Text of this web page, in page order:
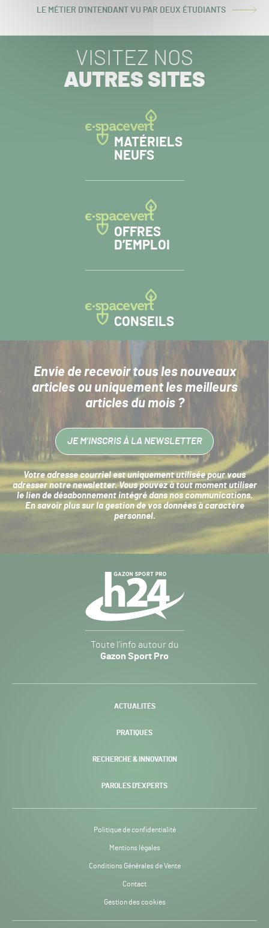
ARTICLE
LE MÉTIER D'INTENDANT VU PAR DEUX ÉTUDIANTS
VISITEZ NOS
AUTRES SITES
MATÉRIELS
NEUFS
OFFRES
D’EMPLOI
CONSEILS
Envie de recevoir tous les nouveaux
articlesou uniquement les meilleurs
articles du mois ?
JE M’INSCRIS À LA NEWSLETTER
Votre adresse courriel est uniquement utilisée pour vous
adresser notre newsletter. Vous pouvez à tout moment utiliser
le lien de désabonnement intégré dans nos communications.
En savoir plus sur la gestion de vos données à caractère
personnel.
Sport
Pro
-
Toute l’info autour du
Gazon Sport Pro
ACTUALITÉS
PRATIQUES
RECHERCHE & INNOVATION
PAROLES D’EXPERTS
Politique de confidentialité
Mentions légales
Conditions Générales de Vente
Contact
Gestion des cookies